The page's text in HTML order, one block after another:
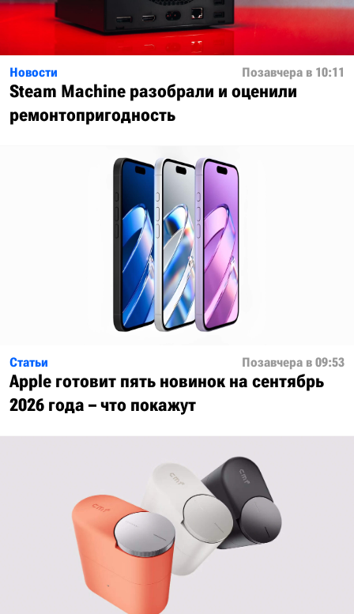
Новости Позавчера в 10:11
Steam Machine разобрали и оценили
ремонтопригодность
Статьи Позавчера в 09:53
Apple готовит пять новинок на сентябрь
2026 года – что покажут